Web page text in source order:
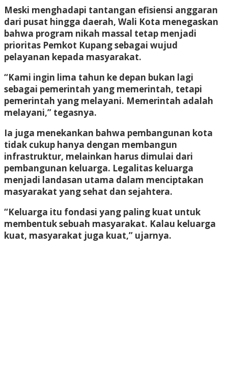
Meski menghadapi tantangan efisiensi anggaran
dari pusat hingga daerah, Wali Kota menegaskan
bahwa program nikah massal tetap menjadi
prioritas Pemkot Kupang sebagai wujud
pelayanan kepada masyarakat.
“Kami ingin lima tahun ke depan bukan lagi
sebagai pemerintah yang memerintah, tetapi
pemerintah yang melayani. Memerintah adalah
melayani,” tegasnya.
Ia juga menekankan bahwa pembangunan kota
tidak cukup hanya dengan membangun
infrastruktur, melainkan harus dimulai dari
pembangunan keluarga. Legalitas keluarga
menjadi landasan utama dalam menciptakan
masyarakat yang sehat dan sejahtera.
“Keluarga itu fondasi yang paling kuat untuk
membentuk sebuah masyarakat. Kalau keluarga
kuat, masyarakat juga kuat,” ujarnya.